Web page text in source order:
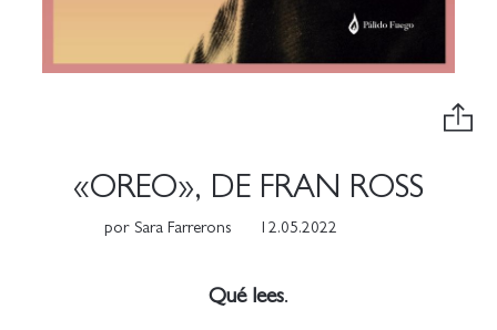
«OREO», DE FRAN ROSS
por Sara Farrerons 12.05.2022
Qué lees.